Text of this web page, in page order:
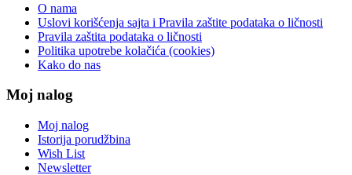
O nama
Uslovi korišćenja sajta i Pravila zaštite podataka o ličnosti
Pravila zaštita podataka o ličnosti
Politika upotrebe kolačića (cookies)
Kako do nas
Moj nalog
Moj nalog
Istorija porudžbina
Wish List
Newsletter